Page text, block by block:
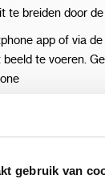
gebruik van
het
kan het
de mobiele
je video- en
of
poorts
te breiden door
app of via
te voeren.